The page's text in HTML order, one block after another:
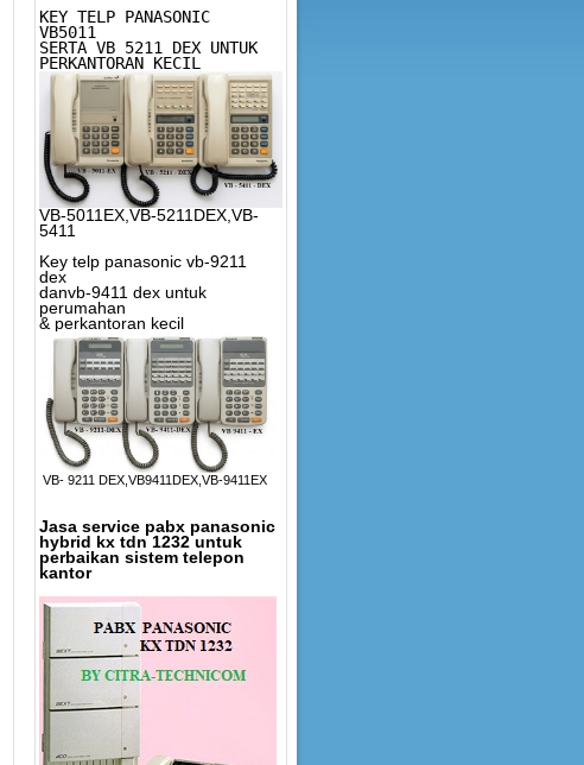
KEY TELP PANASONIC
VB5011
SERTA VB 5211 DEX UNTUK
PERKANTORAN KECIL
VB-5011EX,VB-5211DEX,VB-
5411
Key telp panasonic vb-9211
dex
danvb-9411 dex untuk
perumahan
& perkantoran kecil
VB- 9211 DEX,VB9411DEX,VB-9411EX
Jasa service pabx panasonic
hybrid kx tdn 1232 untuk
perbaikan sistem telepon
kantor